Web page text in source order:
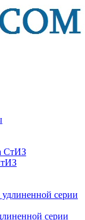
серии